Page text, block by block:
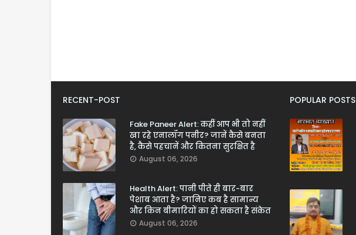
RECENT-POST
Fake Paneer Alert: कहीं आप भी तो नहीं
खा रहे एनालॉग पनीर? जानें कैसे बनता
है, कैसे पहचानें और कितना सुरक्षित है
August 06, 2026
Health Alert: पानी पीते ही बार-बार
पेशाब आता है? जानिए कब है सामान्य
और किन बीमारियों का हो सकता है संकेत
August 06, 2026
POPULAR POSTS